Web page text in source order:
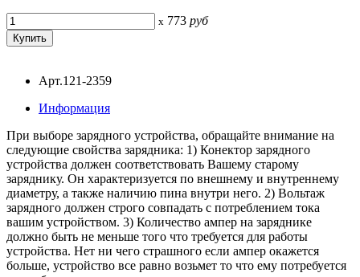
x 773 руб
Арт.121-2359
Информация
При выборе зарядного устройства, обращайте внимание на
следующие свойства зарядника: 1) Конектор зарядного
устройства должен соответствовать Вашему старому
заряднику. Он характеризуется по внешнему и внутреннему
диаметру, а также наличию пина внутри него. 2) Вольтаж
зарядного должен строго совпадать с потреблением тока
вашим устройством. 3) Количество ампер на заряднике
должно быть не меньше того что требуется для работы
устройства. Нет ни чего страшного если ампер окажется
больше, устройство все равно возьмет то что ему потребуется